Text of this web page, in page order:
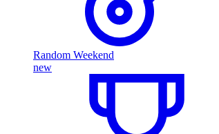
Random Weekend
new